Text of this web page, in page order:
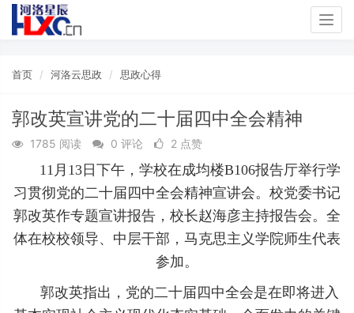
首页 河洛云思政 思政心得
郭改英宣讲党的二十届四中全会精神
1785 阅读 0 评论 2 点赞
11月13日下午，学校在成均楼B106报告厅举行学
习贯彻党的二十届四中全会精神宣讲会。校党委书记
郭改英作专题宣讲报告，校长赵海彦主持报告会。全
体在校校领导、中层干部，马克思主义学院师生代表
参加。
郭改英指出，党的二十届四中全会是在即将进入